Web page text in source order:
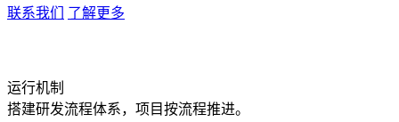
联系我们 了解更多
运行机制
搭建研发流程体系，项目按流程推进。